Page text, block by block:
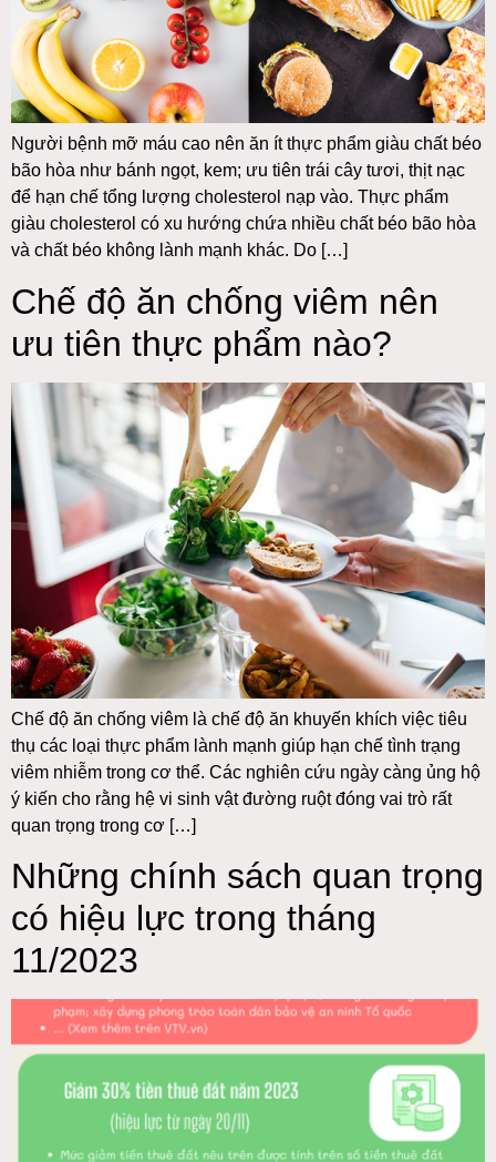
Người bệnh mỡ máu cao nên ăn ít thực phẩm giàu chất béo
bão hòa như bánh ngọt, kem; ưu tiên trái cây tươi, thịt nạc
để hạn chế tổng lượng cholesterol nạp vào. Thực phẩm
giàu cholesterol có xu hướng chứa nhiều chất béo bão hòa
và chất béo không lành mạnh khác. Do […]
Chế độ ăn chống viêm nên
ưu tiên thực phẩm nào?
Chế độ ăn chống viêm là chế độ ăn khuyến khích việc tiêu
thụ các loại thực phẩm lành mạnh giúp hạn chế tình trạng
viêm nhiễm trong cơ thể. Các nghiên cứu ngày càng ủng hộ
ý kiến cho rằng hệ vi sinh vật đường ruột đóng vai trò rất
quan trọng trong cơ […]
Những chính sách quan trọng
có hiệu lực trong tháng
11/2023